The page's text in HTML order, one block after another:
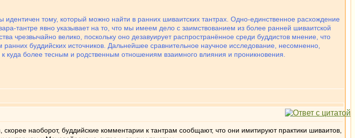
тому, который можно найти в ранних шиваитских тантрах. Одно-единственное расхождение
тантре явно указывает на то, что мы имеем дело с заимствованием из более ранней шиваитской
чрезвычайно велико, поскольку оно дезавуирует распространённое среди буддистов мнение, что
буддийских источников. Дальнейшее сравнительное научное исследование, несомненно,
куда более тесным и родственным отношениям взаимного влияния и проникновения.
наоборот, буддийские комментарии к тантрам сообщают, что они имитируют практики шиваитов,